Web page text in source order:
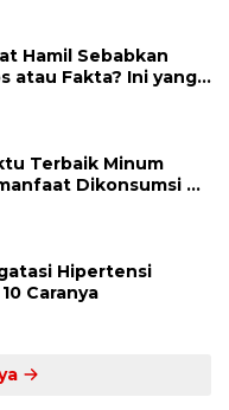
Hamil Sebabkan
atau Fakta? Ini yang
Terbaik Minum
Dikonsumsi di
Hipertensi
Caranya